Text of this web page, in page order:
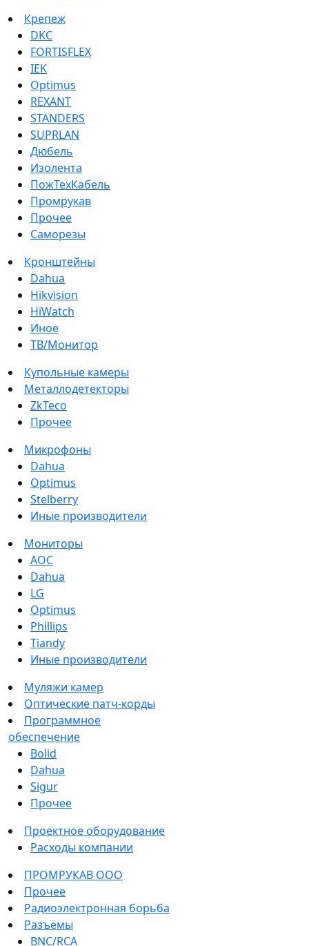
Крепеж
DKC
FORTISFLEX
IEK
Optimus
REXANT
STANDERS
SUPRLAN
Дюбель
Изолента
ПожТехКабель
Промрукав
Прочее
Саморезы
Кронштейны
Dahua
Hikvision
HiWatch
Иное
ТВ/Монитор
Купольные камеры
Металлодетекторы
ZkTeco
Прочее
Микрофоны
Dahua
Optimus
Stelberry
Иные производители
Мониторы
AOC
Dahua
LG
Optimus
Phillips
Tiandy
Иные производители
Муляжи камер
Оптические патч-корды
Программное
обеспечение
Bolid
Dahua
Sigur
Прочее
Проектное оборудование
Расходы компании
ПРОМРУКАВ ООО
Прочее
Радиоэлектронная борьба
Разъёмы
BNC/RCA